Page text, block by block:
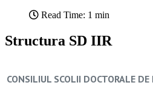
Read Time: 1 min
Structura SD IIR
CONSILIUL SCOLII DOCTORALE